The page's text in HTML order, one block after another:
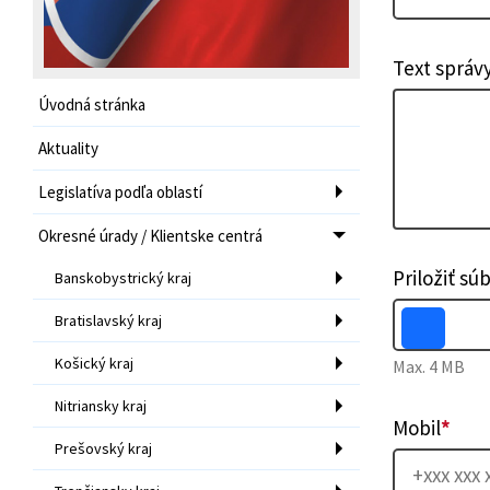
Úvodná stránka
Aktuality
Legislatíva podľa oblastí
Okresné úrady / Klientske centrá
Banskobystrický kraj
Bratislavský kraj
Košický kraj
Nitriansky kraj
Prešovský kraj
Text
Priložiť
Max. 4 MB
Mobil*